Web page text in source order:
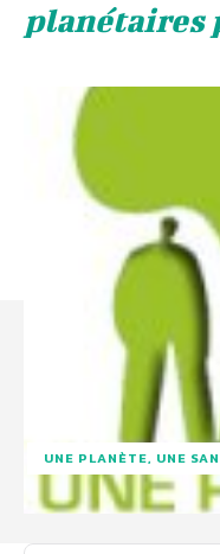
planétaires
UNE PLANÈTE, UNE